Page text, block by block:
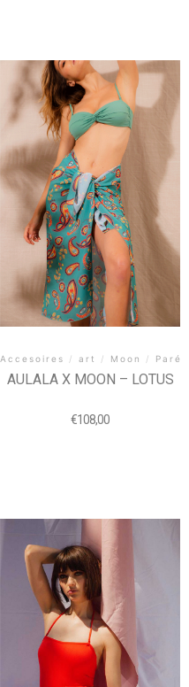
Accesoires / art / Moon / Paréo
AULALA X MOON – LOTUS
€108,00